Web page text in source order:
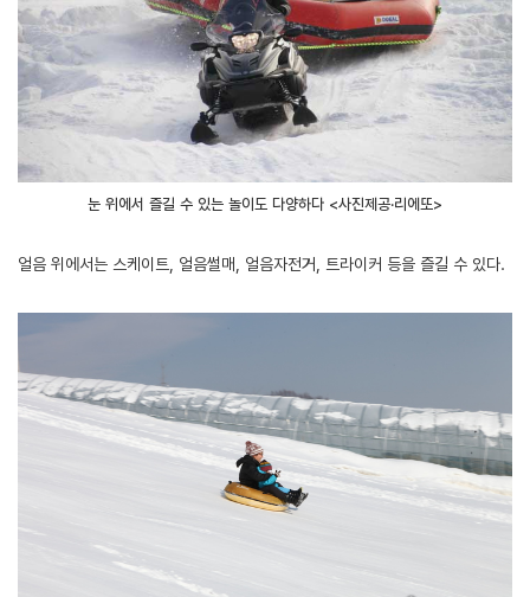
눈 위에서 즐길 수 있는 놀이도 다양하다 <사진제공·리에또>
얼음 위에서는 스케이트, 얼음썰매, 얼음자전거, 트라이커 등을 즐길 수 있다.